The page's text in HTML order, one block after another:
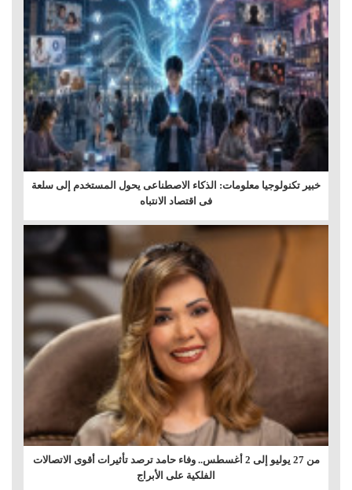
خبير تكنولوجيا معلومات: الذكاء الاصطناعى يحول المستخدم إلى سلعة
فى اقتصاد الانتباه
من 27 يوليو إلى 2 أغسطس.. وفاء حامد ترصد تأثيرات أقوى الاتصالات
الفلكية على الأبراج